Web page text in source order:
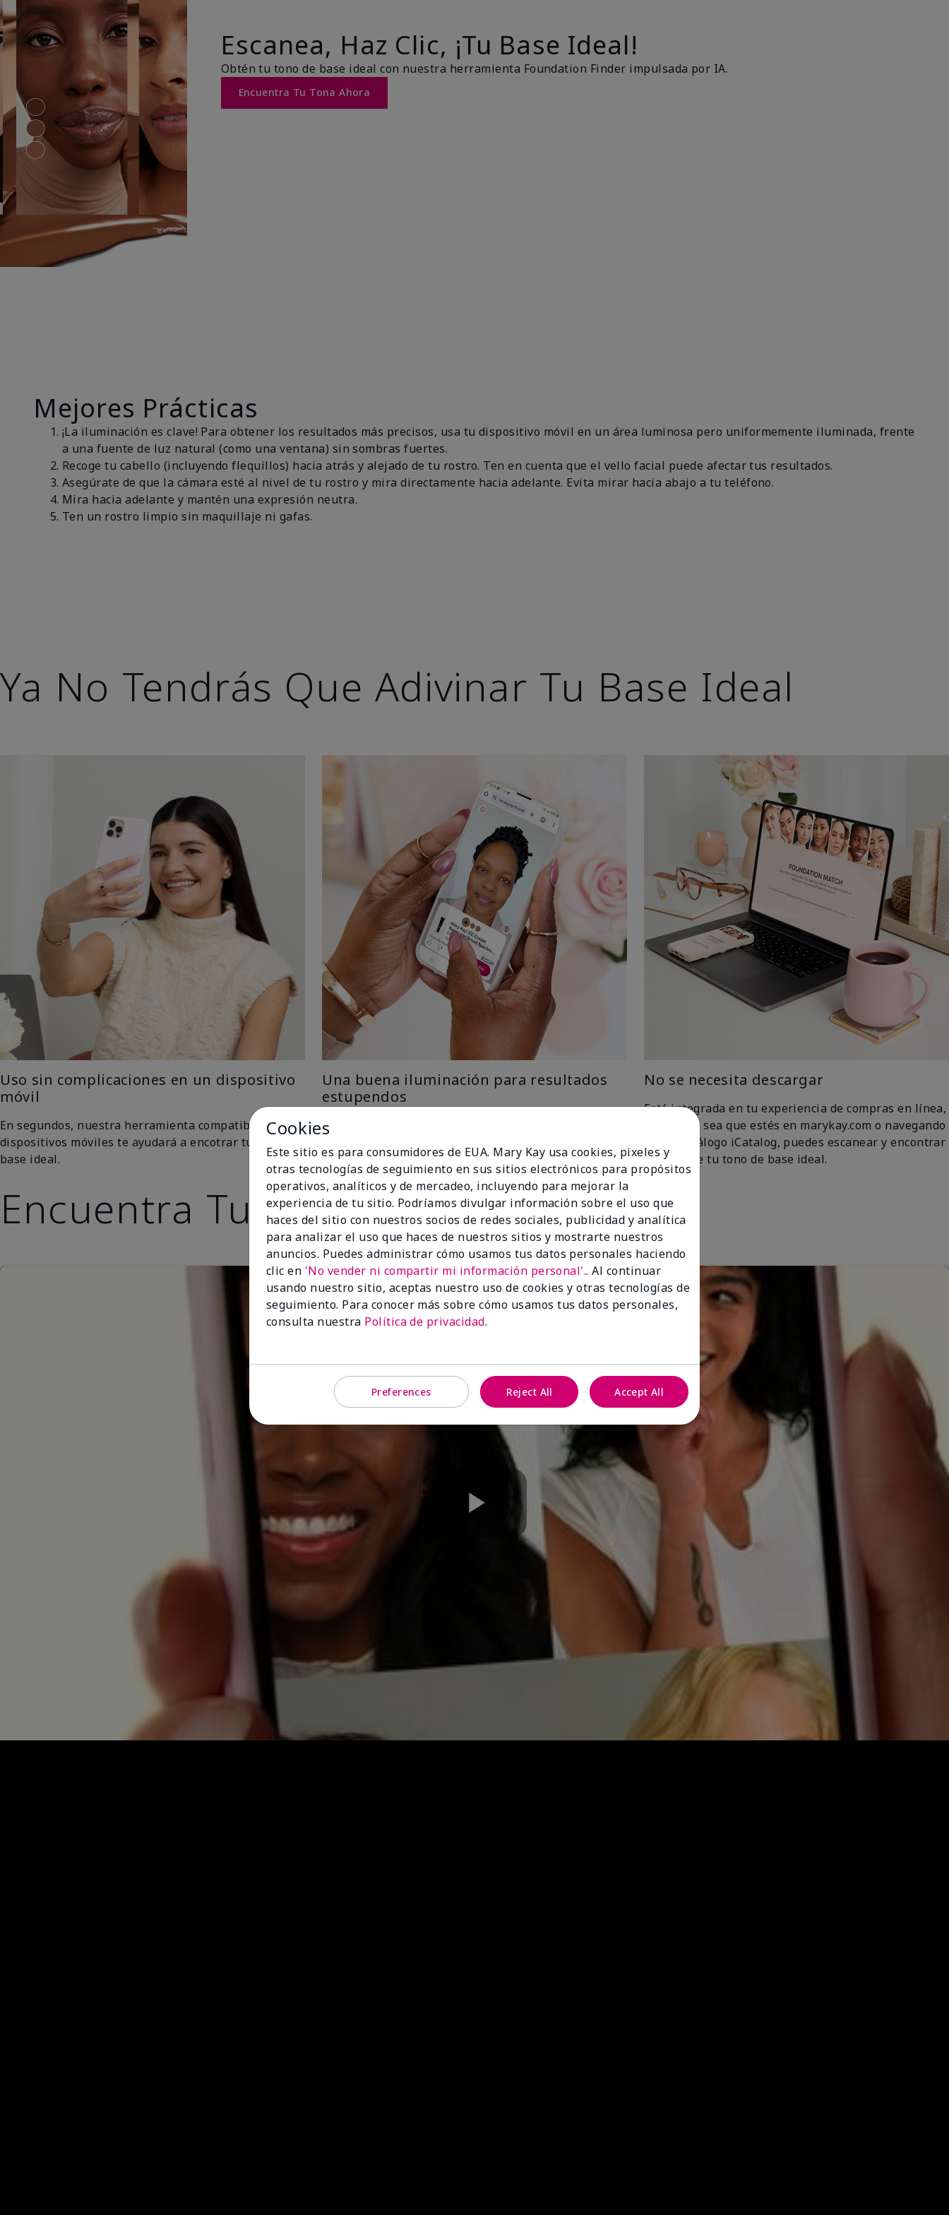
Escanea, Haz Clic, ¡Tu Base Ideal!
Obtén tu tono de base ideal con nuestra herramienta Foundation Finder impulsada por IA.
Encuentra Tu Tona Ahora
Mejores Prácticas
¡La iluminación es clave! Para obtener los resultados más precisos, usa tu dispositivo móvil en un área luminosa pero uniformemente iluminada, frente
a una fuente de luz natural (como una ventana) sin sombras fuertes.
Recoge tu cabello (incluyendo flequillos) hacia atrás y alejado de tu rostro. Ten en cuenta que el vello facial puede afectar tus resultados.
Asegúrate de que la cámara esté al nivel de tu rostro y mira directamente hacia adelante. Evita mirar hacia abajo a tu teléfono.
Mira hacia adelante y mantén una expresión neutra.
Ten un rostro limpio sin maquillaje ni gafas.
Ya No Tendrás Que Adivinar Tu Base Ideal
Uso sin complicaciones en un dispositivo
móvil
En segundos, nuestra herramienta compatible con
dispositivos móviles te ayudará a encotrar tu tono de
base ideal.
Una buena iluminación para resultados
estupendos
Nuestra tecnología con IA elimina todo el trabajo con
ventana para una iluminación uniforme y natural y
obtén los mejores resultados.
No se necesita descargar
Está integrada en tu experiencia de compras en línea,
así que ya sea que estés en marykay.com o navegando
por el catálogo iCatalog, puedes escanear y encontrar
fácilmente tu tono de base ideal.
Encuentra Tu Tono Ideal
Play
Video
Cookies
Este sitio es para consumidores de EUA. Mary Kay usa cookies, pixeles y
otras tecnologías de seguimiento en sus sitios electrónicos para propósitos
operativos, analíticos y de mercadeo, incluyendo para mejorar la
experiencia de tu sitio. Podríamos divulgar información sobre el uso que
haces del sitio con nuestros socios de redes sociales, publicidad y analítica
para analizar el uso que haces de nuestros sitios y mostrarte nuestros
anuncios. Puedes administrar cómo usamos tus datos personales haciendo
clic en 'No vender ni compartir mi información personal'.. Al continuar
usando nuestro sitio, aceptas nuestro uso de cookies y otras tecnologías de
seguimiento. Para conocer más sobre cómo usamos tus datos personales,
consulta nuestra Política de privacidad.
Preferences Reject All Accept All